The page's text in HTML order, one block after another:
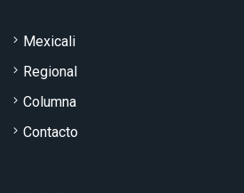
Mexicali
Regional
Columna
Contacto